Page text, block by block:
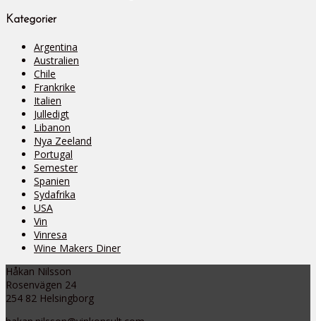
Kategorier
Argentina
Australien
Chile
Frankrike
Italien
Julledigt
Libanon
Nya Zeeland
Portugal
Semester
Spanien
Sydafrika
USA
Vin
Vinresa
Wine Makers Diner
Håkan Nilsson
Rosenvägen 24
254 82 Helsingborg